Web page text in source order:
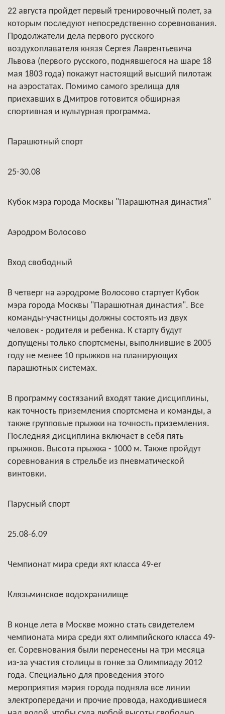
22 августа пройдет первый тренировочный полет, за
которым последуют непосредственно соревнования.
Продолжатели дела первого русского
воздухоплавателя князя Сергея Лаврентьевича
Львова (первого русского, поднявшегося на шаре 18
мая 1803 года) покажут настоящий высший пилотаж
на аэростатах. Помимо самого зрелища для
приехавших в Дмитров готовится обширная
спортивная и культурная программа.
Парашютный спорт
25-30.08
Кубок мэра города Москвы "Парашютная династия"
Аэродром Волосово
Вход свободный
В четверг на аэродроме Волосово стартует Кубок
мэра города Москвы "Парашютная династия". Все
команды-участницы должны состоять из двух
человек - родителя и ребенка. К старту будут
допущены только спортсмены, выполнившие в 2005
году не менее 10 прыжков на планирующих
парашютных системах.
В программу состязаний входят такие дисциплины,
как точность приземления спортсмена и команды, а
также групповые прыжки на точность приземления.
Последняя дисциплина включает в себя пять
прыжков. Высота прыжка - 1000 м. Также пройдут
соревнования в стрельбе из пневматической
винтовки.
Парусный спорт
25.08-6.09
Чемпионат мира среди яхт класса 49-er
Клязьминское водохранилище
В конце лета в Москве можно стать свидетелем
чемпионата мира среди яхт олимпийского класса 49-
er. Соревнования были перенесены на три месяца
из-за участия столицы в гонке за Олимпиаду 2012
года. Специально для проведения этого
мероприятия мэрия города подняла все линии
электропередачи и прочие провода, находившиеся